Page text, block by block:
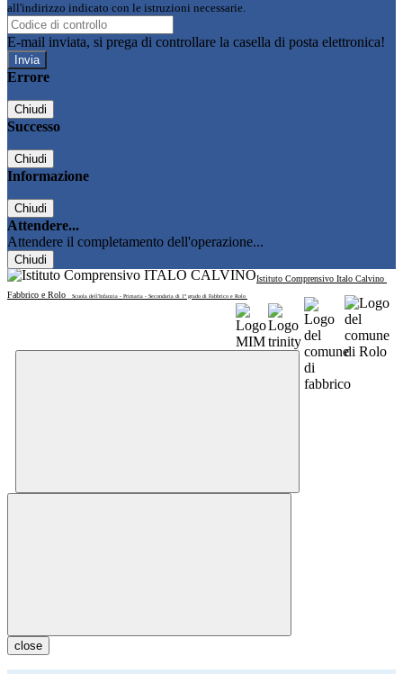
all'indirizzo indicato con le istruzioni necessarie.
E-mail inviata, si prega di controllare la casella di posta elettronica!
Errore
Chiudi
Successo
Chiudi
Informazione
Chiudi
Attendere...
Attendere il completamento dell'operazione...
Chiudi
Istituto Comprensivo Italo Calvino
Fabbrico e Rolo
Scuola dell'Infanzia - Primaria - Secondaria di 1° grado di Fabbrico e Rolo
close